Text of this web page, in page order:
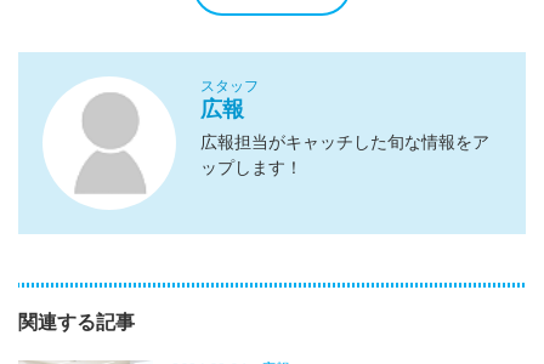
スタッフ
広報
広報担当がキャッチした旬な情報をア
ップします！
関連する記事